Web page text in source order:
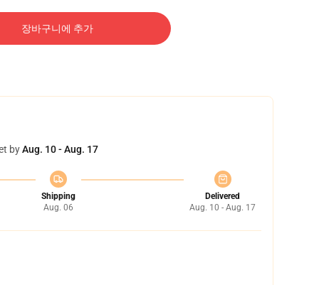
장바구니에 추가
byAug. 10 - Aug. 17
Shipping
Aug. 06
Delivered
Aug. 10 - Aug. 17